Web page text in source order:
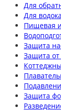
Для
Для
Пищевая
Защита
Защита
Защита